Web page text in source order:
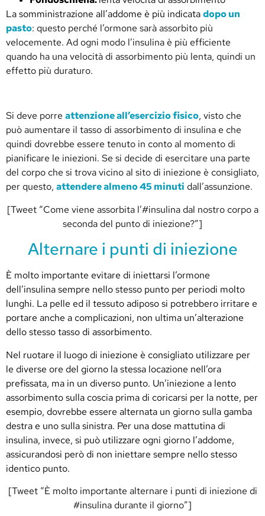
La somministrazione all’addome è più indicatadopo un
pasto: questo perché l’ormone sarà assorbito più
velocemente. Ad ogni modo l’insulina è più efficiente
quando ha una velocità di assorbimento più lenta, quindi un
effetto più duraturo.
Si deve porre attenzione all’esercizio fisico, visto che
può aumentare il tasso di assorbimento di insulina e che
quindi dovrebbe essere tenuto in conto al momento di
pianificare le iniezioni. Se si decide di esercitare una parte
del corpo che si trova vicino al sito di iniezione è consigliato,
per questo, attendere almeno 45 minuti dall’assunzione.
[Tweet “Come viene assorbita l’#insulina dal nostro corpo a
seconda del punto di iniezione?”]
Alternare i punti di iniezione
È molto importante evitare di iniettarsi l’ormone
dell’insulina sempre nello stesso punto per periodi molto
lunghi. La pelle ed il tessuto adiposo si potrebbero irritare e
portare anche a complicazioni, non ultima un’alterazione
dello stesso tasso di assorbimento.
Nel ruotare il luogo di iniezione è consigliato utilizzare per
le diverse ore del giorno la stessa locazione nell’ora
prefissata, ma in un diverso punto. Un’iniezione a lento
assorbimento sulla coscia prima di coricarsi per la notte, per
esempio, dovrebbe essere alternata un giorno sulla gamba
destra e uno sulla sinistra. Per una dose mattutina di
insulina, invece, si può utilizzare ogni giorno l’addome,
assicurandosi però di non iniettare sempre nello stesso
identico punto.
[Tweet “È molto importante alternare i punti di iniezione di
#insulina durante il giorno”]